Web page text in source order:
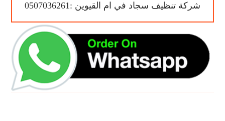
شركة تنظيف سجاد في ام القيوين :0507036261